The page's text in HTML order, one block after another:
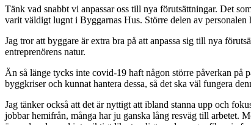
Tänk vad snabbt vi anpassar oss till nya förutsättningar. Det
varit väldigt lugnt i Byggarnas Hus. Större delen av
Jag tror att byggare är extra bra på att anpassa sig till nya
entreprenörens natur.
Än så länge tycks inte covid-19 haft någon större påverkan på
byggkriser och kunnat hantera dessa, så det ska väl fungera
Jag tänker också att det är nyttigt att ibland stanna upp och
jobbar hemifrån, många har ju ganska lång resväg till arbetet.